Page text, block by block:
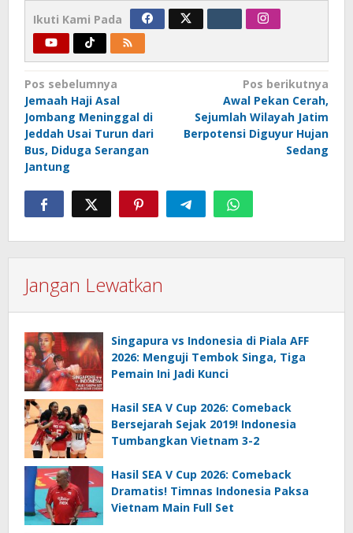
Ikuti Kami Pada
Navigasi
pos
Pos sebelumnya
Jemaah Haji Asal
Jombang Meninggal di
Jeddah Usai Turun dari
Bus, Diduga Serangan
Jantung
Pos berikutnya
Awal Pekan Cerah,
Sejumlah Wilayah Jatim
Berpotensi Diguyur Hujan
Sedang
Jangan Lewatkan
Singapura vs Indonesia di Piala AFF
2026: Menguji Tembok Singa, Tiga
Pemain Ini Jadi Kunci
Hasil SEA V Cup 2026: Comeback
Bersejarah Sejak 2019! Indonesia
Tumbangkan Vietnam 3-2
Hasil SEA V Cup 2026: Comeback
Dramatis! Timnas Indonesia Paksa
Vietnam Main Full Set